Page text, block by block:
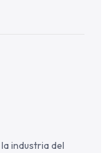
industria del